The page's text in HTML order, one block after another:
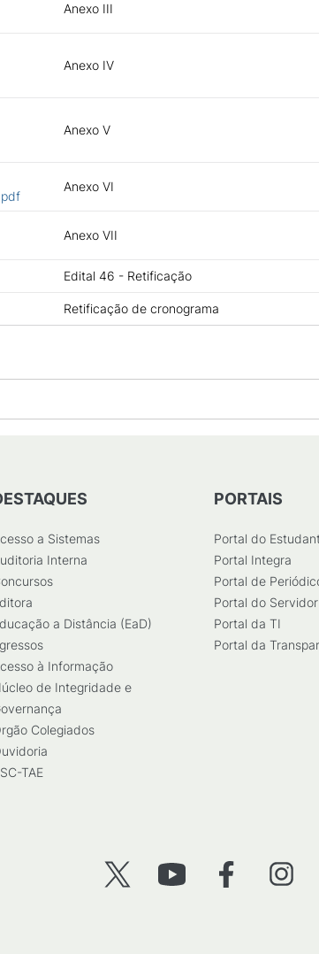
Anexo III
Anexo IV
Anexo V
Anexo VI
Anexo VII
Edital 46 - Retificação
Retificação de cronograma
a Sistemas
Interna
a Distância (EaD)
à Informação
de Integridade e
Colegiados
TAE
PORTAIS
Portal do
Portal Integra
Portal de
Portal do Servidor
Portal da TI
Portal da